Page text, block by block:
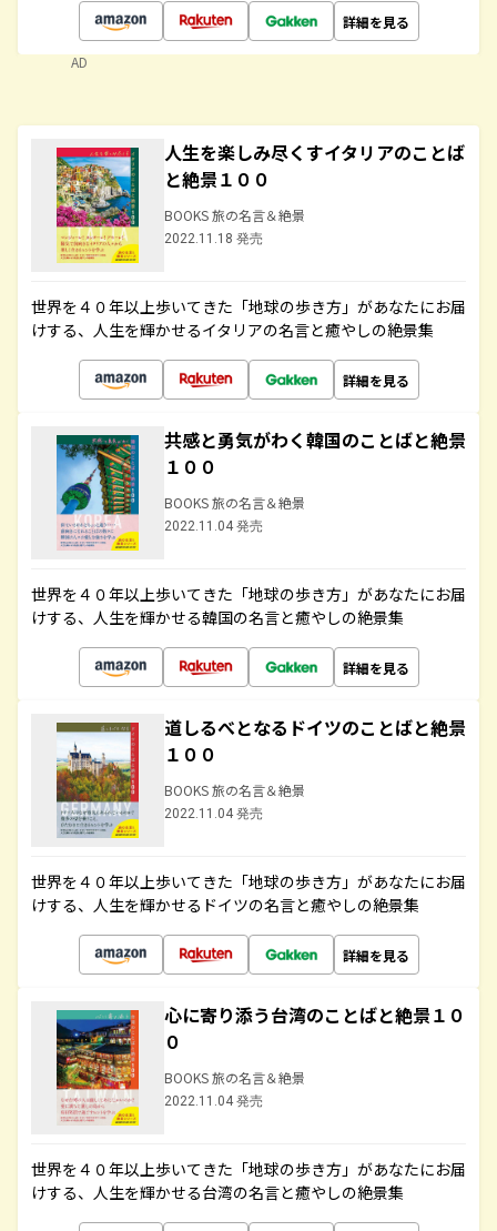
詳細を見る
AD
人生を楽しみ尽くすイタリアのことば
と絶景１００
BOOKS 旅の名言＆絶景
2022.11.18 発売
世界を４０年以上歩いてきた「地球の歩き方」があなたにお届
けする、人生を輝かせるイタリアの名言と癒やしの絶景集
詳細を見る
共感と勇気がわく韓国のことばと絶景
１００
BOOKS 旅の名言＆絶景
2022.11.04 発売
世界を４０年以上歩いてきた「地球の歩き方」があなたにお届
けする、人生を輝かせる韓国の名言と癒やしの絶景集
詳細を見る
道しるべとなるドイツのことばと絶景
１００
BOOKS 旅の名言＆絶景
2022.11.04 発売
世界を４０年以上歩いてきた「地球の歩き方」があなたにお届
けする、人生を輝かせるドイツの名言と癒やしの絶景集
詳細を見る
心に寄り添う台湾のことばと絶景１０
０
BOOKS 旅の名言＆絶景
2022.11.04 発売
世界を４０年以上歩いてきた「地球の歩き方」があなたにお届
けする、人生を輝かせる台湾の名言と癒やしの絶景集